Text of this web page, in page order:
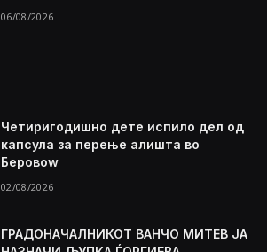
06/08/2026
Четиригодишно дете испило дел од
капсула за перење алишта во
Беровоw
02/08/2026
ГРАДОНАЧАЛНИКОТ ВАНЧО МИТЕВ ЈА